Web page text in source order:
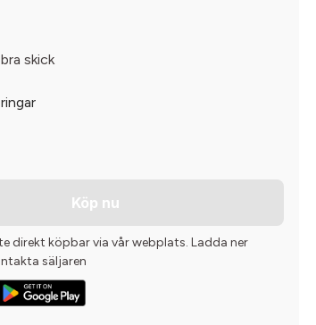
skick
Köp nu
direkt köpbar via vår webplats. Ladda ner
säljaren